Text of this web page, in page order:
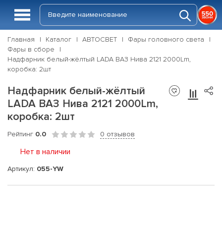
Главная Каталог АВТОСВЕТ
Фары головного света
Фары в сборе
Надфарник белый-жёлтый LADA ВАЗ Нива 2121 2000Lm,
коробка: 2шт
Надфарник белый-жёлтый
LADA ВАЗ Нива 2121 2000Lm,
коробка: 2шт
Рейтинг 0.0 0 отзывов
Нет в наличии
Артикул: 055-YW